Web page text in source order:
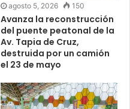
agosto 5, 2026 150
Avanza la reconstrucción
del puente peatonal de la
Av. Tapia de Cruz,
destruida por un camión
el 23 de mayo